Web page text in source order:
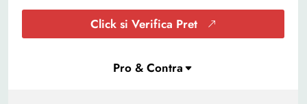
Click si Verifica Pret